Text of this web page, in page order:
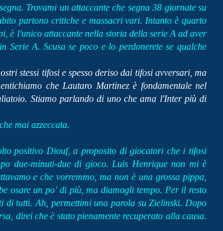
Trovami un attaccante che segna 38 giornate su
partono critiche e massacri vari. Intanto è quarto
è l'unico attaccante nella storia della serie A ad aver
Serie A. Scusa se poco e lo perdonerete se qualche
stessi tifosi e spesso deriso dai tifosi avversari, ma
che Lautaro Martinez è fondamentale nel
Stiamo parlando di uno che ama l'Inter più di
mai azzeccata.
positivo Diouf, a proposito di giocatori che i tifosi
due-minuti-due di gioco. Luis Henrique non mi è
e che vorremmo, ma non è una grossa pippa,
osare un po' di più, ma diamogli tempo. Per il resto
di tutti. Ah, permettimi una parola su Zielinski. Dopo
direi che è stato pienamente recuperato alla causa.